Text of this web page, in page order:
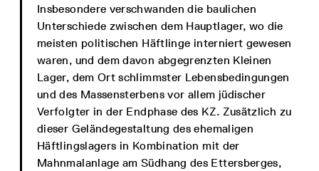
Insbesondere verschwanden die baulichen
Unterschiede zwischen dem Hauptlager, wo die
meisten politischen Häftlinge interniert gewesen
waren, und dem davon abgegrenzten Kleinen
Lager, dem Ort schlimmster Lebensbedingungen
und des Massensterbens vor allem jüdischer
Verfolgter in der Endphase des KZ. Zusätzlich zu
dieser Geländegestaltung des ehemaligen
Häftlingslagers in Kombination mit der
Mahnmalanlage am Südhang des Ettersberges,